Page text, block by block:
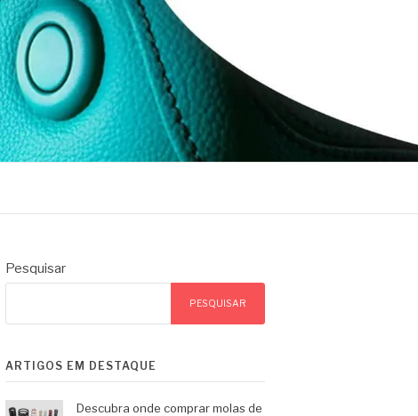
Pesquisar
PESQUISAR
ARTIGOS EM DESTAQUE
Descubra onde comprar molas de